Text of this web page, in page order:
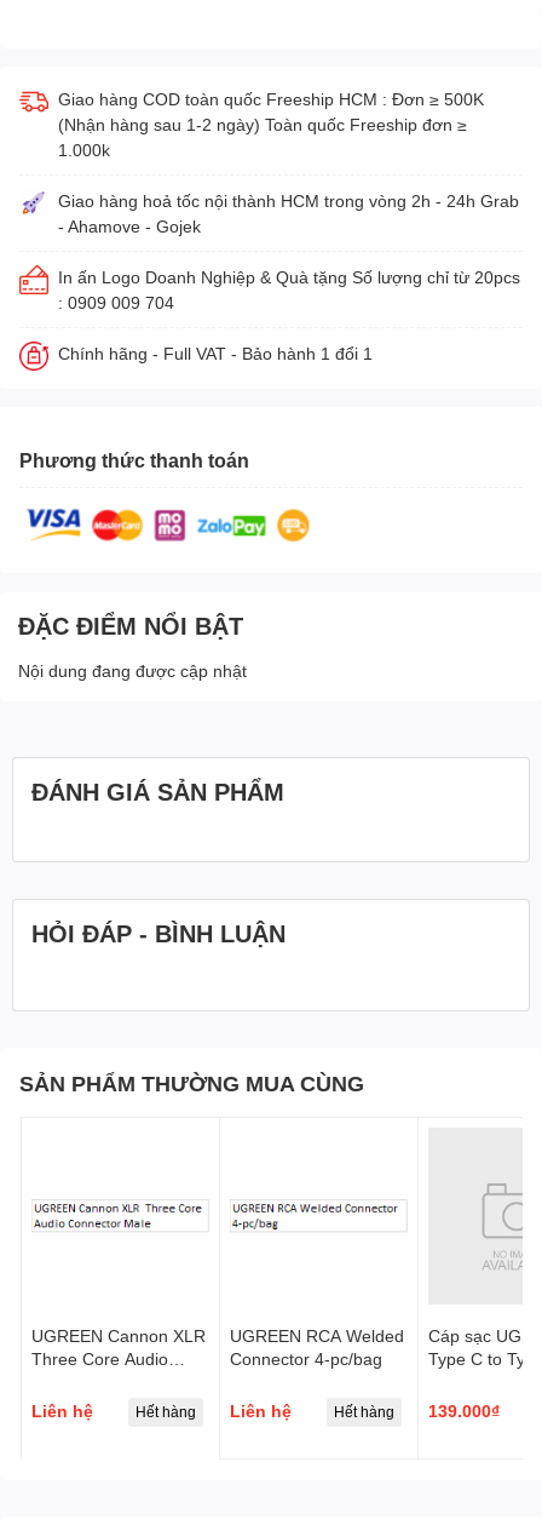
Giao hàng COD toàn quốc Freeship HCM : Đơn ≥ 500K
(Nhận hàng sau 1-2 ngày) Toàn quốc Freeship đơn ≥
1.000k
Giao hàng hoả tốc nội thành HCM trong vòng 2h - 24h Grab
- Ahamove - Gojek
In ấn Logo Doanh Nghiệp & Quà tặng Số lượng chỉ từ 20pcs
: 0909 009 704
Chính hãng - Full VAT - Bảo hành 1 đổi 1
Phương thức thanh toán
ĐẶC ĐIỂM NỔI BẬT
Nội dung đang được cập nhật
ĐÁNH GIÁ SẢN PHẨM
HỎI ĐÁP - BÌNH LUẬN
SẢN PHẨM THƯỜNG MUA CÙNG
UGREEN Cannon XLR
Three Core Audio
Liên hệ
Hết hàng
UGREEN RCA Welded
Connector 4-pc/bag
Liên hệ Hết hàng
Cáp sạc
Type C to
Aluminium
139.000₫